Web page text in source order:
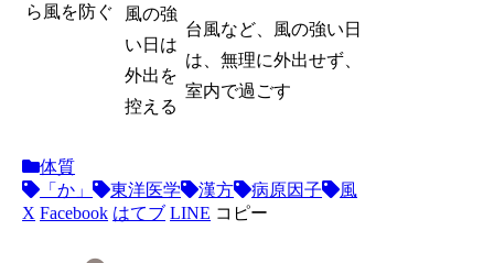
ら風を防ぐ
風の強
い日は
外出を
控える
台風など、風の強い日
は、無理に外出せず、
室内で過ごす
体質
「か」
東洋医学 漢方 病原因子
風
X Facebook はてブ LINE コピー